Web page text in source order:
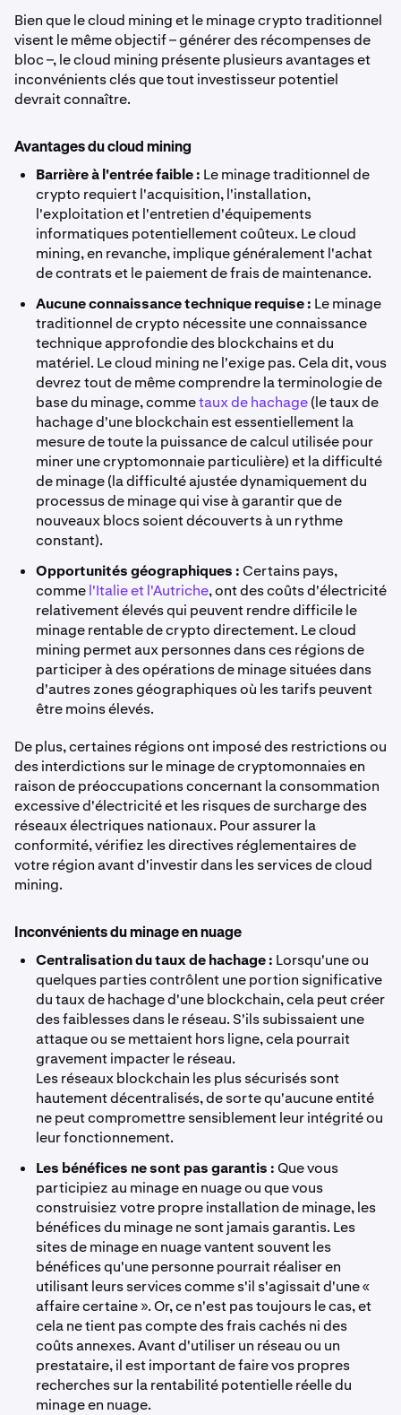
Bien que le cloud mining et le minage crypto traditionnel
visent le même objectif – générer des récompenses de
bloc –, le cloud mining présente plusieurs avantages et
inconvénients clés que tout investisseur potentiel
devrait connaître.
Avantages du cloud mining
Barrière à l'entrée faible : Le minage traditionnel de
crypto requiert l'acquisition, l'installation,
l'exploitation et l'entretien d'équipements
informatiques potentiellement coûteux. Le cloud
mining, en revanche, implique généralement l'achat
de contrats et le paiement de frais de maintenance.
Aucune connaissance technique requise : Le minage
traditionnel de crypto nécessite une connaissance
technique approfondie des blockchains et du
matériel. Le cloud mining ne l'exige pas. Cela dit, vous
devrez tout de même comprendre la terminologie de
base du minage, commetaux de hachage(le taux de
hachage d'une blockchain est essentiellement la
mesure de toute la puissance de calcul utilisée pour
miner une cryptomonnaie particulière) et la difficulté
de minage (la difficulté ajustée dynamiquement du
processus de minage qui vise à garantir que de
nouveaux blocs soient découverts à un rythme
constant).
Opportunités géographiques :Certains pays,
commel'Italie et l'Autriche, ont des coûts d'électricité
relativement élevés qui peuvent rendre difficile le
minage rentable de crypto directement. Le cloud
mining permet aux personnes dans ces régions de
participer à des opérations de minage situées dans
d'autres zones géographiques où les tarifs peuvent
être moins élevés.
De plus, certaines régions ont imposé des restrictions ou
des interdictions sur le minage de cryptomonnaies en
raison de préoccupations concernant la consommation
excessive d'électricité et les risques de surcharge des
réseaux électriques nationaux. Pour assurer la
conformité, vérifiez les directives réglementaires de
votre région avant d'investir dans les services de cloud
mining.
Inconvénients du minage en nuage
Centralisation du taux de hachage : Lorsqu'une ou
quelques parties contrôlent une portion significative
du taux de hachage d'une blockchain, cela peut créer
des faiblesses dans le réseau. S'ils subissaient une
attaque ou se mettaient hors ligne, cela pourrait
gravement impacter le réseau.
Les réseaux blockchain les plus sécurisés sont
hautement décentralisés, de sorte qu'aucune entité
ne peut compromettre sensiblement leur intégrité ou
leur fonctionnement.
Les bénéfices ne sont pas garantis :Que vous
participiez au minage en nuage ou que vous
construisiez votre propre installation de minage, les
bénéfices du minage ne sont jamais garantis. Les
sites de minage en nuage vantent souvent les
bénéfices qu'une personne pourrait réaliser en
utilisant leurs services comme s'il s'agissait d'une «
affaire certaine ». Or, ce n'est pas toujours le cas, et
cela ne tient pas compte des frais cachés ni des
coûts annexes. Avant d'utiliser un réseau ou un
prestataire, il est important de faire vos propres
recherches sur la rentabilité potentielle réelle du
minage en nuage.